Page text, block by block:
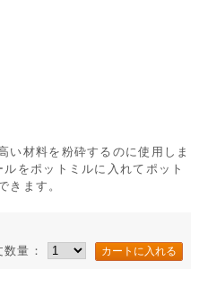
い材料を粉砕するのに使用しま
をポットミルに入れてポット
きます。
数量：